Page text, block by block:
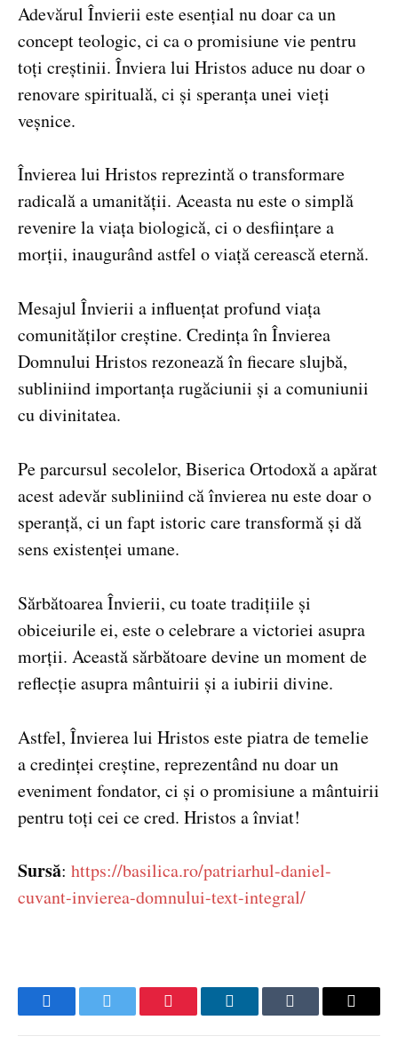
Adevărul Învierii este esențial nu doar ca un
concept teologic, ci ca o promisiune vie pentru
toți creștinii. Înviera lui Hristos aduce nu doar o
renovare spirituală, ci și speranța unei vieți
veșnice.
Învierea lui Hristos reprezintă o transformare
radicală a umanității. Aceasta nu este o simplă
revenire la viața biologică, ci o desființare a
morții, inaugurând astfel o viață cerească eternă.
Mesajul Învierii a influențat profund viața
comunităților creștine. Credința în Învierea
Domnului Hristos rezonează în fiecare slujbă,
subliniind importanța rugăciunii și a comuniunii
cu divinitatea.
Pe parcursul secolelor, Biserica Ortodoxă a apărat
acest adevăr subliniind că învierea nu este doar o
speranță, ci un fapt istoric care transformă și dă
sens existenței umane.
Sărbătoarea Învierii, cu toate tradițiile și
obiceiurile ei, este o celebrare a victoriei asupra
morții. Această sărbătoare devine un moment de
reflecție asupra mântuirii și a iubirii divine.
Astfel, Învierea lui Hristos este piatra de temelie
a credinței creștine, reprezentând nu doar un
eveniment fondator, ci și o promisiune a mântuirii
pentru toți cei ce cred. Hristos a înviat!
Sursă: https://basilica.ro/patriarhul-daniel-
cuvant-invierea-domnului-text-integral/
FacebookTwitter Pinterest LinkedInTumblr Email